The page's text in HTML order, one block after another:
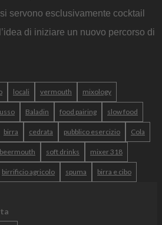
servono esclusivamente cocktail
di iniziare un nuovo percorso di
locali vermouth mixology
Baladin food pairing slow food
birra cedrata pubblico esercizio Cola
beermouth soft drinks mixer 318
birrificio agricolo spuma birra e cibo